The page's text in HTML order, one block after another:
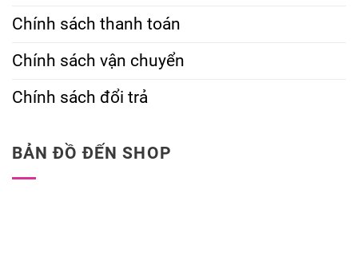
Chính sách thanh toán
Chính sách vận chuyển
Chính sách đổi trả
BẢN ĐỒ ĐẾN SHOP